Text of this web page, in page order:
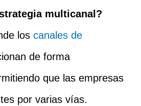
multicanal?
los canales de
de forma
que las empresas
por varias vías.